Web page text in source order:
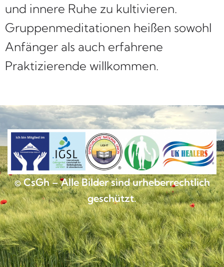
und innere Ruhe zu kultivieren.
Gruppenmeditationen heißen sowohl
Anfänger als auch erfahrene
Praktizierende willkommen.
© CsGh – Alle Bilder sind urheberrechtlich
geschützt.